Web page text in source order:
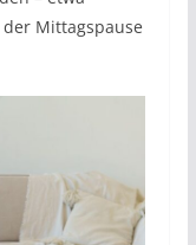
Mittagspause